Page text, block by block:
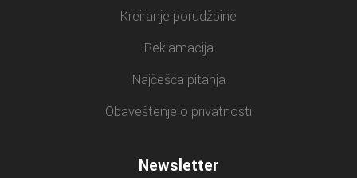
Kreiranje porudžbine
Reklamacija
Najčešća pitanja
Obaveštenje o privatnosti
Newsletter